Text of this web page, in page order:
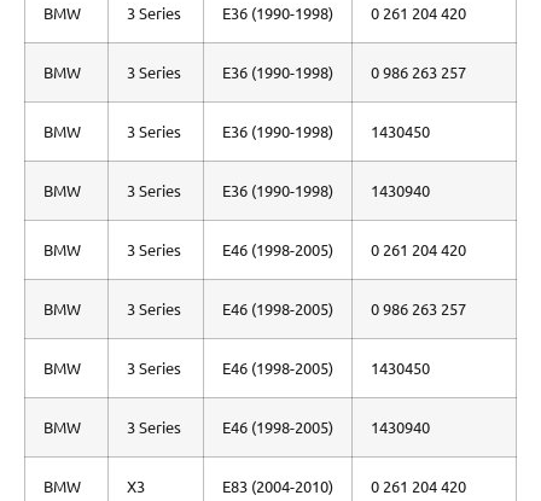
BMW 3 Series E36 (1990-1998) 0 261 204 420
BMW 3 Series E36 (1990-1998) 0 986 263 257
BMW 3 Series E36 (1990-1998) 1430450
BMW 3 Series E36 (1990-1998) 1430940
BMW 3 Series E46 (1998-2005) 0 261 204 420
BMW 3 Series E46 (1998-2005) 0 986 263 257
BMW 3 Series E46 (1998-2005) 1430450
BMW 3 Series E46 (1998-2005) 1430940
BMW X3 E83 (2004-2010) 0 261 204 420